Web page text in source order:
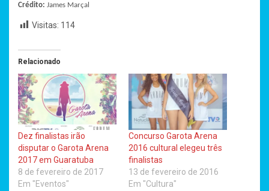
Crédito: James Marçal
Visitas: 114
Relacionado
Dez finalistas irão
disputar o Garota Arena
2017 em Guaratuba
8 de fevereiro de 2017
Em "Eventos"
Concurso Garota Arena
2016 cultural elegeu três
finalistas
13 de fevereiro de 2016
Em "Cultura"